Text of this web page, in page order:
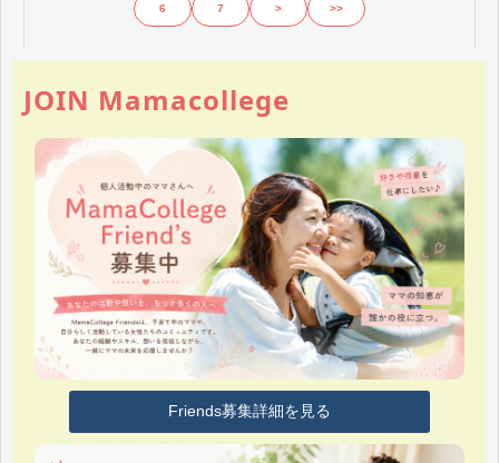
6 7 > >>
JOIN Mamacollege
Friends募集詳細を見る